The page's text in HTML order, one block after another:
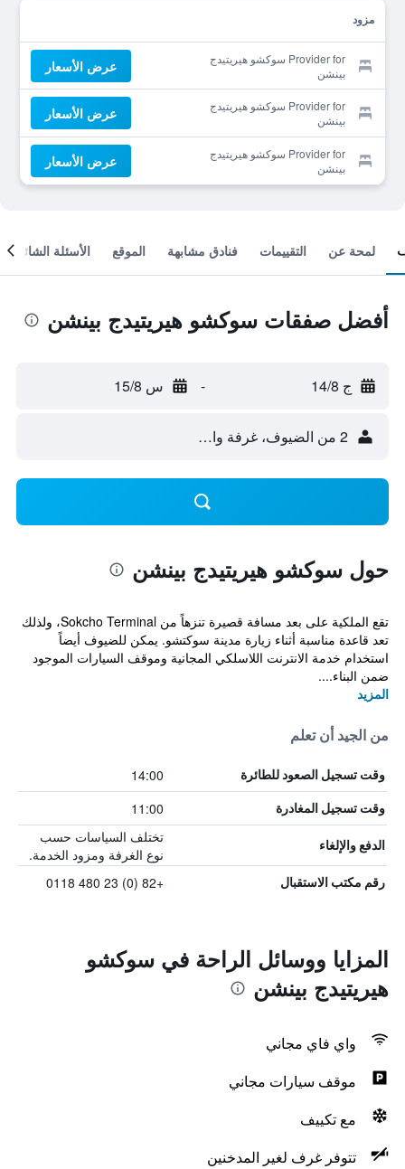
مزود
Provider for سوكشو هيريتيدج
بينشن
عرض الأسعار
Provider for سوكشو هيريتيدج
بينشن
عرض الأسعار
Provider for سوكشو هيريتيدج
بينشن
عرض الأسعار
لمحة عن التقييمات فنادق مشابهة الموقع الأسئلة الشائعة
أفضل صفقات سوكشو هيريتيدج بينشن
ج 14/8 - س 15/8
2 من الضيوف، غرفة واحدة
حول سوكشو هيريتيدج بينشن
تقع الملكية على بعد مسافة قصيرة تنزهاً من Sokcho Terminal، ولذلك
تعد قاعدة مناسبة أثناء زيارة مدينة سوكتشو. يمكن للضيوف أيضاً
استخدام خدمة الانترنت اللاسلكي المجانية وموقف السيارات الموجود
ضمن البناء....
المزيد
من الجيد أن تعلم
وقت تسجيل الصعود للطائرة 14:00
وقت تسجيل المغادرة 11:00
الدفع والإلغاء
تختلف السياسات حسب
نوع الغرفة ومزود الخدمة.
رقم مكتب الاستقبال +82 (0) 23 480 0118
المزايا ووسائل الراحة في سوكشو
هيريتيدج بينشن
واي فاي مجاني
موقف سيارات مجاني
مع تكييف
تتوفر غرف لغير المدخنين